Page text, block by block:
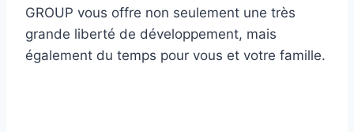
GROUP vous offre non seulement une très
grande liberté de développement, mais
également du temps pour vous et votre famille.